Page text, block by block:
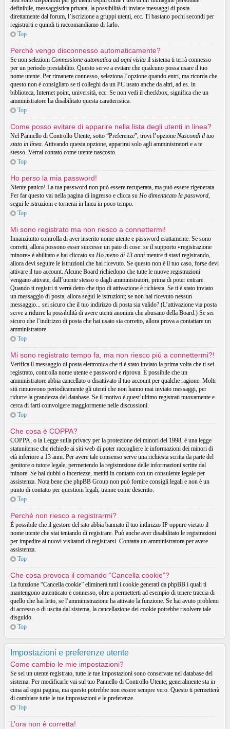
definibile, messaggistica privata, la possibilità di inviare messaggi di posta
direttamente dal forum, l’iscrizione a gruppi utenti, ecc. Ti bastano pochi secondi per
registrarti e quindi ti raccomandiamo di farlo.
Top
Perché vengo disconnesso automaticamente?
Se non selezioni Connessione automatica ad ogni visita il sistema ti terrà connesso
per un periodo prestabilito. Questo serve a evitare che qualcuno possa usare il tuo
nome utente. Per rimanere connesso, seleziona l’opzione quando entri, ma ricorda che
questo non è consigliato se ti colleghi da un PC usato anche da altri, ad es. in
biblioteca, Internet point, università, ecc. Se non vedi il checkbox, significa che un
amministratore ha disabilitato questa caratteristica.
Top
Come posso evitare di apparire nella lista degli utenti in linea?
Nel Pannello di Controllo Utente, sotto “Preferenze”, trovi l’opzione Nascondi il tuo
stato in linea. Attivando questa opzione, apparirai solo agli amministratori e a te
stesso. Verrai contato come utente nascosto.
Top
Ho perso la mia password!
Niente panico! La tua password non può essere recuperata, ma può essere rigenerata.
Per far questo vai nella pagina di ingresso e clicca su Ho dimenticato la password,
segui le istruzioni e tornerai in linea in poco tempo.
Top
Mi sono registrato ma non riesco a connettermi!
Innanzitutto controlla di aver inserito nome utente e password esattamente. Se sono
corretti, allora possono esser successe un paio di cose: se il supporto «registrazione
minore» è abilitato e hai cliccato su Ho meno di 13 anni mentre ti stavi registrando,
allora devi seguire le istruzioni che hai ricevuto. Se questo non è il tuo caso, forse devi
attivare il tuo account. Alcune Board richiedono che tutte le nuove registrazioni
vengano attivate, dall’utente stesso o dagli amministratori, prima di poter entrare.
Quando ti registri ti verrà detto che tipo di attivazione è richiesta. Se ti è stato inviato
un messaggio di posta, allora segui le istruzioni; se non hai ricevuto nessun
messaggio... sei sicuro che il tuo indirizzo di posta sia valido? (L’attivazione via posta
serve a ridurre la possibilità di avere utenti anonimi che abusano della Board.) Se sei
sicuro che l’indirizzo di posta che hai usato sia corretto, allora prova a contattare un
amministratore.
Top
Mi sono registrato tempo fa, ma non riesco piú a connettermi?!
Verifica il messaggio di posta elettronica che ti è stato inviato la prima volta che ti sei
registrato, controlla nome utente e password e riprova. È possibile che un
amministratore abbia cancellato o disattivato il tuo account per qualche ragione. Molti
siti rimuovono periodicamente gli utenti che non hanno mai inviato messaggi, per
ridurre la grandezza del database. Se il motivo è quest’ultimo registrati nuovamente e
cerca di farti coinvolgere maggiormente nelle discussioni.
Top
Che cosa è COPPA?
COPPA, o la Legge sulla privacy per la protezione dei minori del 1998, è una legge
statunitense che richiede ai siti web di poter raccogliere le informazioni dei minori di
età inferiore a 13 anni. Per avere tale consenso serve una richiesta scritta da parte del
genitore o tutore legale, permettendo la registrazione delle informazioni scritte dal
minore. Se hai dubbi o incertezze, mettiti in contatto con un consulente legale per
assistenza. Nota bene che phpBB Group non può fornire consigli legali e non è un
punto di contatto per questioni legali, tranne come descritto.
Top
Perché non riesco a registrarmi?
È possibile che il gestore del sito abbia bannato il tuo indirizzo IP oppure vietato il
nome utente che stai tentando di registrare. Può anche aver disabilitato le registrazioni
per impedire ai nuovi visitatori di registrarsi. Contatta un amministratore per avere
assistenza.
Top
Che cosa provoca il comando “Cancella cookie”?
La funzione “Cancella cookie” eliminerà tutti i cookie generati da phpBB i quali ti
mantengono autenticato e connesso, oltre a permetterti ad esempio di tenere traccia di
quello che hai letto, se l’amministrazione ha attivato la funzione. Se hai avuto problemi
di accesso o di uscita dal sistema, la cancellazione dei cookie potrebbe risolvere tale
disguido.
Top
Impostazioni e preferenze utente
Come cambio le mie impostazioni?
Se sei un utente registrato, tutte le tue impostazioni sono conservate nel database del
sistema. Per modificarle vai sul tuo Pannello di Controllo Utente; generalmente sta in
cima ad ogni pagina, ma questo potrebbe non essere sempre vero. Questo ti permetterà
di cambiare tutte le tue impostazioni e le preferenze.
Top
L’ora non è corretta!